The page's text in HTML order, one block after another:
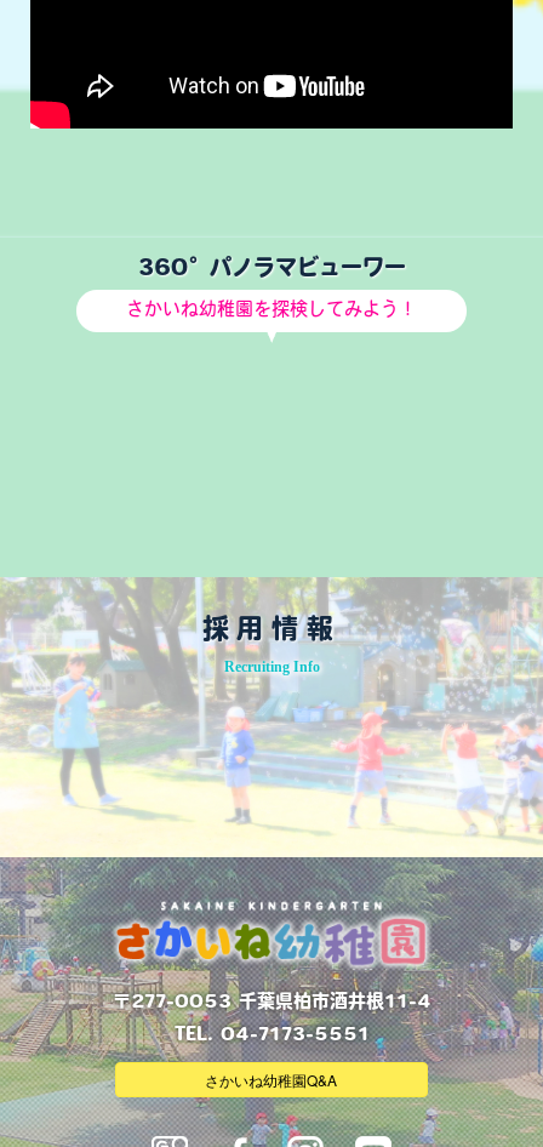
360°パノラマビューワー
さかいね幼稚園を探検してみよう！
採用情報
Recruiting Info
〒277-0053 千葉県柏市酒井根11-4
TEL. 04-7173-5551
さかいね幼稚園Q&A